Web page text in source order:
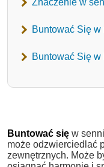
Znaczenie w
Buntować Się
Buntować Się
Buntować się w
może odzwierciedlać
zewnętrznych. Może